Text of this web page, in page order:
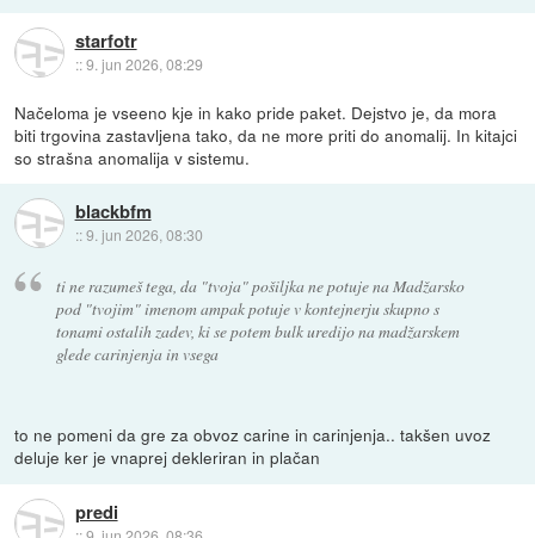
starfotr
::9. jun 2026, 08:29
Načeloma je vseeno kje in kako pride paket. Dejstvo je, da mora
biti trgovina zastavljena tako, da ne more priti do anomalij. In kitajci
so strašna anomalija v sistemu.
blackbfm
::9. jun 2026, 08:30
ti ne razumeš tega, da "tvoja" pošiljka ne potuje na Madžarsko
pod "tvojim" imenom ampak potuje v kontejnerju skupno s
tonami ostalih zadev, ki se potem bulk uredijo na madžarskem
glede carinjenja in vsega
to ne pomeni da gre za obvoz carine in carinjenja.. takšen uvoz
deluje ker je vnaprej dekleriran in plačan
predi